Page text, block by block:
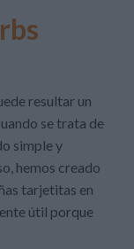
resultar un
se trata de
simple y
hemos creado
tarjetitas en
útil porque